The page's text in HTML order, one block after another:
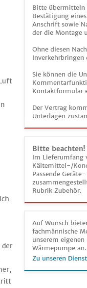
Bitte übermitteln
Bestätigung
Anschrift sowie
der die Montage
Ohne diesen
Inverkehrbringen
Sie können die
Kontaktformular
Der Vertrag
Unterlagen
Bitte beachten!
Im Lieferumfang
Kältemittel-/
Passende
Rubrik Zubehör.
Auf Wunsch
fachmännische
unserem
Wärmepumpe an.
Zu unseren
der